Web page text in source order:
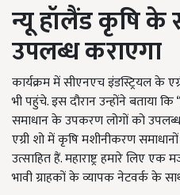
न्यू हॉलैंड कृषि
उपलब्ध कराएगा
कार्यक्रम में सीएनएच इंडस्ट्रियल के
भी पहुंचे. इस दौरान उन्होंने बताया
समाधान के उपकरण लोगों को
एग्री शो में कृषि मशीनीकरण
उत्साहित हैं. महाराष्ट्र हमारे लिए
भावी ग्राहकों के व्यापक नेटवर्क के